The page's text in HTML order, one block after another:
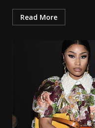
Read More